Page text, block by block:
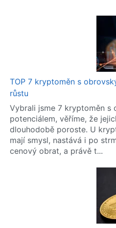
TOP 7 kryptoměn s
růstu
Vybrali jsme 7 kryptoměn s
potenciálem, věříme, že
dlouhodobě poroste. U
mají smysl, nastává i po
cenový obrat, a právě t...